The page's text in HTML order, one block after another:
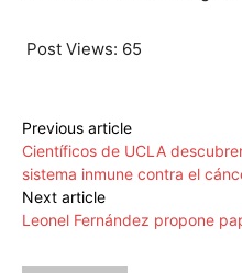
Post Views: 65
Previous article
Científicos de UCLA
sistema inmune contra el
Next article
Leonel Fernández propone